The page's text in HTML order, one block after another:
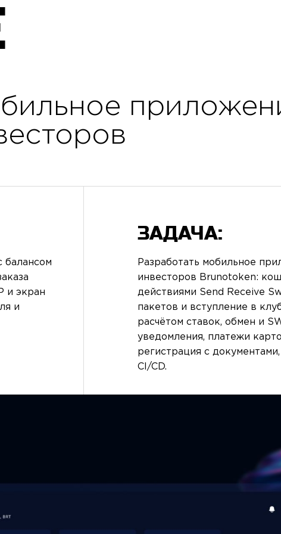
балансом
и экран
и
ЗАДАЧА:
Разработать мобильное
инвесторов Brunotoken:
действиями Send Receive
пакетов и вступление в
расчётом ставок, обмен и
уведомления, платежи
регистрация с
CI/CD.